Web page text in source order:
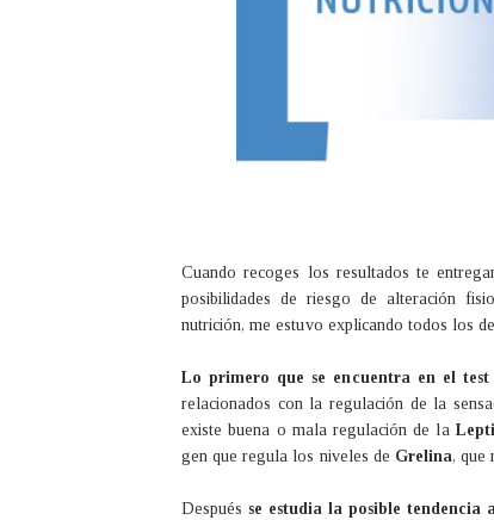
Cuando recoges los resultados te
posibilidades de riesgo de alteración
nutrición, me estuvo explicando todos los
Lo primero que se encuentra en el
relacionados con la regulación de la
existe buena o mala regulación de la
gen que regula los niveles de Grelina, que
Después se estudia la posible tendencia